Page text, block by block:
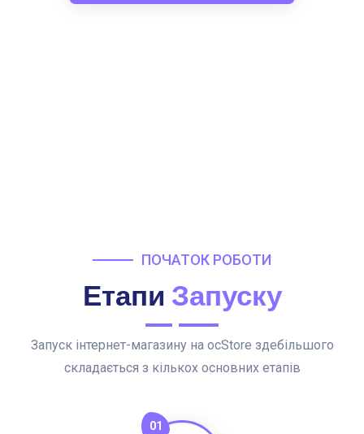
ПОЧАТОК РОБОТИ
Етапи Запуску
Запуск інтернет-магазину на ocStore здебільшого
складається з кількох основних етапів
01